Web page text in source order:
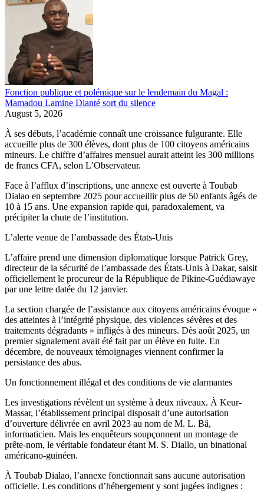
Fonction publique et polémique sur le lendemain du Magal :
Mamadou Lamine Dianté sort du silence
August 5, 2026
À ses débuts, l’académie connaît une croissance fulgurante. Elle
accueille plus de 300 élèves, dont plus de 100 citoyens américains
mineurs. Le chiffre d’affaires mensuel aurait atteint les 300 millions
de francs CFA, selon L’Observateur.
Face à l’afflux d’inscriptions, une annexe est ouverte à Toubab
Dialao en septembre 2025 pour accueillir plus de 50 enfants âgés de
10 à 15 ans. Une expansion rapide qui, paradoxalement, va
précipiter la chute de l’institution.
L’alerte venue de l’ambassade des États-Unis
L’affaire prend une dimension diplomatique lorsque Patrick Grey,
directeur de la sécurité de l’ambassade des États-Unis à Dakar, saisit
officiellement le procureur de la République de Pikine-Guédiawaye
par une lettre datée du 12 janvier.
La section chargée de l’assistance aux citoyens américains évoque «
des atteintes à l’intégrité physique, des violences sévères et des
traitements dégradants » infligés à des mineurs. Dès août 2025, un
premier signalement avait été fait par un élève en fuite. En
décembre, de nouveaux témoignages viennent confirmer la
persistance des abus.
Un fonctionnement illégal et des conditions de vie alarmantes
Les investigations révèlent un système à deux niveaux. À Keur-
Massar, l’établissement principal disposait d’une autorisation
d’ouverture délivrée en avril 2023 au nom de M. L. Bâ,
informaticien. Mais les enquêteurs soupçonnent un montage de
prête-nom, le véritable fondateur étant M. S. Diallo, un binational
américano-guinéen.
À Toubab Dialao, l’annexe fonctionnait sans aucune autorisation
officielle. Les conditions d’hébergement y sont jugées indignes :